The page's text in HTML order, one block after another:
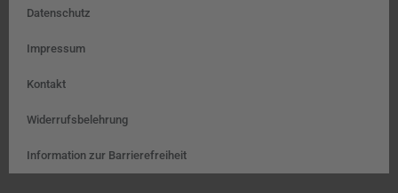
Datenschutz
Impressum
Kontakt
Widerrufsbelehrung
Information zur Barrierefreiheit